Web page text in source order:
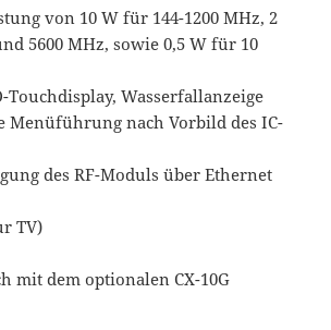
von 10 W für 144-1200 MHz, 2
5600 MHz, sowie 0,5 W für 10
Touchdisplay, Wasserfallanzeige
nach Vorbild des IC-
des RF-Moduls über Ethernet
TV)
mit dem optionalen CX-10G